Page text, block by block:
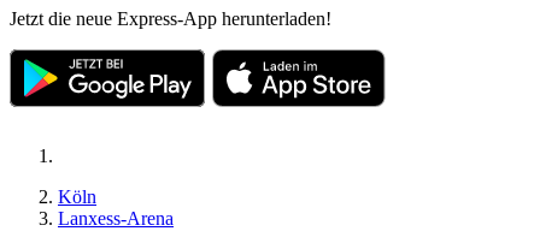
Jetzt die neue Express-App herunterladen!
Köln
Lanxess-Arena